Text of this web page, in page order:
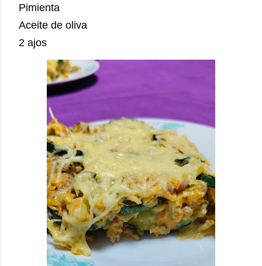
Pimienta
Aceite de oliva
2 ajos